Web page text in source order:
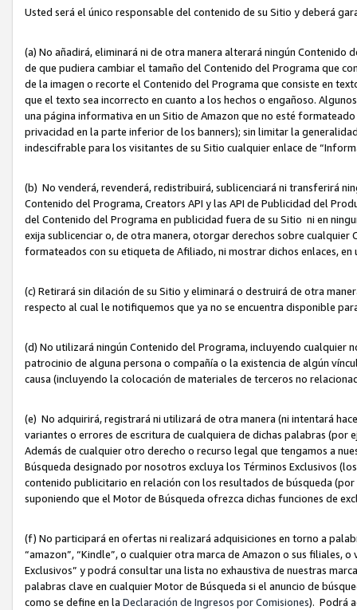
Usted será el único responsable del contenido de su Sitio y deberá
(a) No añadirá, eliminará ni de otra manera alterará ningún
de que pudiera cambiar el tamaño del Contenido del Programa que
de la imagen o recorte el Contenido del Programa que consiste en
que el texto sea incorrecto en cuanto a los hechos o engañoso.
una página informativa en un Sitio de Amazon que no esté
privacidad en la parte inferior de los banners); sin limitar la
indescifrable para los visitantes de su Sitio cualquier enlace de
(b) No venderá, revenderá, redistribuirá, sublicenciará ni transferirá
Contenido del Programa, Creators API y las API de Publicidad del
del Contenido del Programa en publicidad fuera de su Sitio ni en
exija sublicenciar o, de otra manera, otorgar derechos sobre
formateados con su etiqueta de Afiliado, ni mostrar dichos enlaces,
(c) Retirará sin dilación de su Sitio y eliminará o destruirá de otra
respecto al cual le notifiquemos que ya no se encuentra disponible
(d) No utilizará ningún Contenido del Programa, incluyendo cualquier
patrocinio de alguna persona o compañía o la existencia de algún
causa (incluyendo la colocación de materiales de terceros no
(e) No adquirirá, registrará ni utilizará de otra manera (ni intentará
variantes o errores de escritura de cualquiera de dichas palabras (por
Además de cualquier otro derecho o recurso legal que tengamos a
Búsqueda designado por nosotros excluya los Términos Exclusivos
contenido publicitario en relación con los resultados de búsqueda
suponiendo que el Motor de Búsqueda ofrezca dichas funciones de
(f) No participará en ofertas ni realizará adquisiciones en torno a
“amazon”, “Kindle”, o cualquier otra marca de Amazon o sus filiales,
Exclusivos” y podrá consultar una lista no exhaustiva de nuestras
palabras clave en cualquier Motor de Búsqueda si el anuncio de
como se define en la Declaración de Ingresos por Comisiones). Podrá